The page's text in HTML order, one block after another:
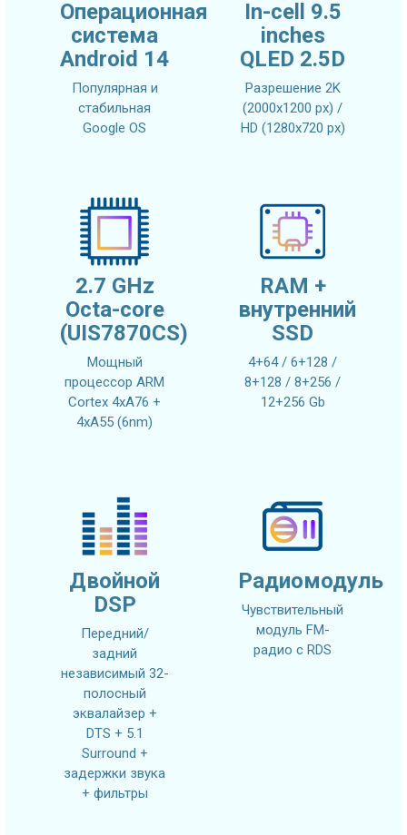
Операционная
система
Android 14
Популярная и
стабильная
Google OS
In-cell 9.5
inches
QLED 2.5D
Разрешение 2K
(2000x1200 px) /
HD (1280x720 px)
2.7 GHz
Octa-core
(UIS7870CS)
Мощный
процессор ARM
Cortex 4xA76 +
4xA55 (6nm)
RAM +
внутренний
SSD
4+64 / 6+128 /
8+128 / 8+256 /
12+256 Gb
Двойной
DSP
Передний/
задний
независимый 32-
полосный
эквалайзер +
DTS + 5.1
Surround +
задержки звука
+ фильтры
Радиомодуль
Чувствительный
модуль FM-
радио с RDS